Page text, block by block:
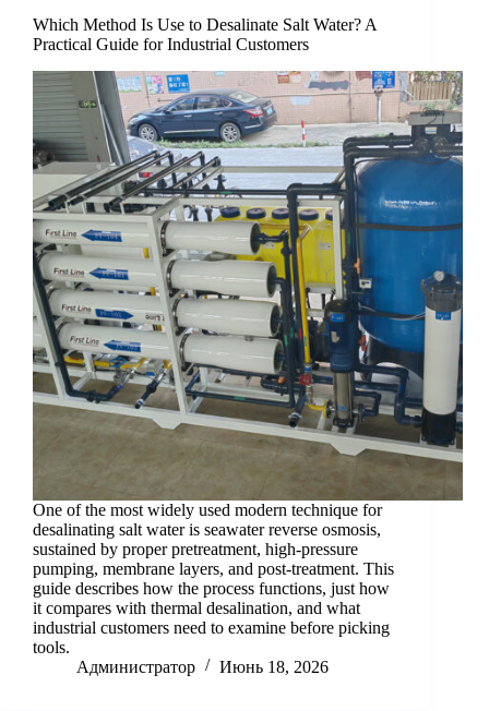
Which Method Is Use to Desalinate Salt Water? A
Practical Guide for Industrial Customers
One of the most widely used modern technique for
desalinating salt water is seawater reverse osmosis,
sustained by proper pretreatment, high-pressure
pumping, membrane layers, and post-treatment. This
guide describes how the process functions, just how
it compares with thermal desalination, and what
industrial customers need to examine before picking
tools.
Администратор
Июнь 18, 2026